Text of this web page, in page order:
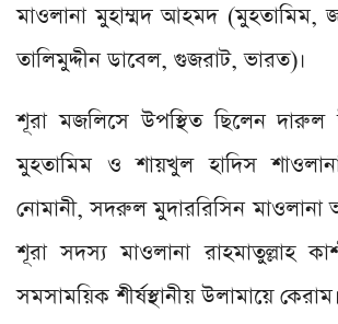
মাওলানা মুহাম্মদ আহমদ (মুহতামিম,
তালিমুদ্দীন ডাবেল, গুজরাট, ভারত)।
শূরা মজলিসে উপস্থিত ছিলেন দারুল
মুহতামিম ও শায়খুল হাদিস
নোমানী, সদরুল মুদাররিসিন মাওলানা
শূরা সদস্য মাওলানা রাহমাতুল্লাহ
সমসাময়িক শীর্ষস্থানীয় উলামায়ে কেরাম।